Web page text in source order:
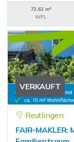
72,61 m²
WFL.
VERKAUFT
Reutlingen
FAIR-MAKLER: